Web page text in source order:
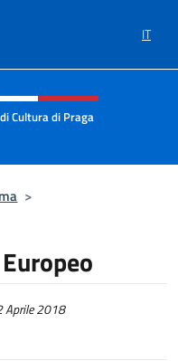
IT
e menù
Cultura di Praga
>
Aprile 2018